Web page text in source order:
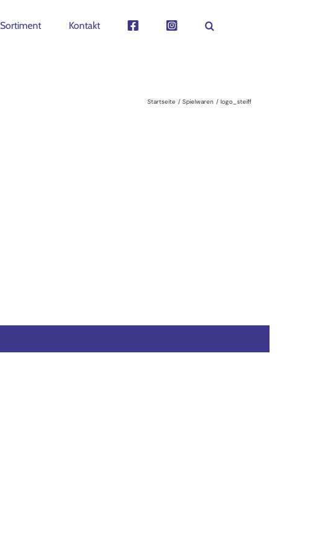
Sortiment Kontakt
Startseite Spielwaren logo_steiff